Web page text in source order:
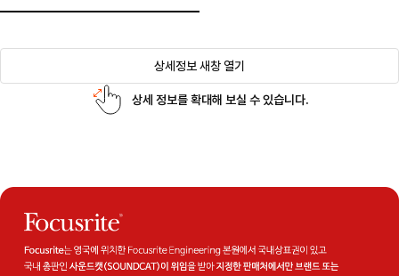
상세정보 새창 열기
상세 정보를 확대해 보실 수 있습니다.